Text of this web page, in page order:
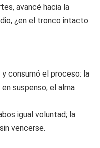
avancé hacia la
¿en el tronco intacto
consumó el proceso: la
suspenso; el alma
igual voluntad; la
vencerse.